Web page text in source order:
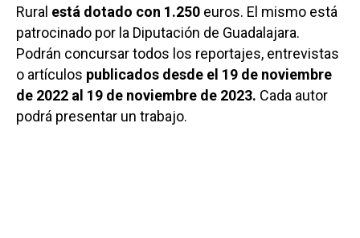
Rural está dotado con 1.250 euros. El mismo está
patrocinado por la Diputación de Guadalajara.
Podrán concursar todos los reportajes, entrevistas
o artículos publicados desde el 19 de noviembre
de 2022 al 19 de noviembre de 2023. Cada autor
podrá presentar un trabajo.